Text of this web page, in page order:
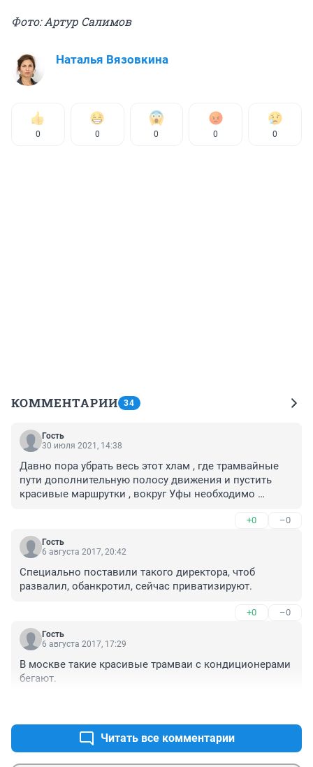
Фото: Артур Салимов
Наталья Вязовкина
0 0 0 0 0
КОММЕНТАРИИ 34
Гость
30 июля 2021, 14:38
Давно пора убрать весь этот хлам , где трамвайные
пути дополнительную полосу движения и пустить
красивые маршрутки , вокруг Уфы необходимо
+0 –0
Гость
6 августа 2017, 20:42
Специально поставили такого директора, чтоб
развалил, обанкротил, сейчас приватизируют.
+0 –0
Гость
6 августа 2017, 17:29
В москве такие красивые трамваи с кондиционерами
бегают.
Читать все комментарии